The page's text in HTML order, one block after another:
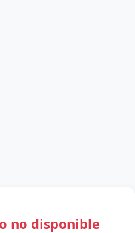
no disponible